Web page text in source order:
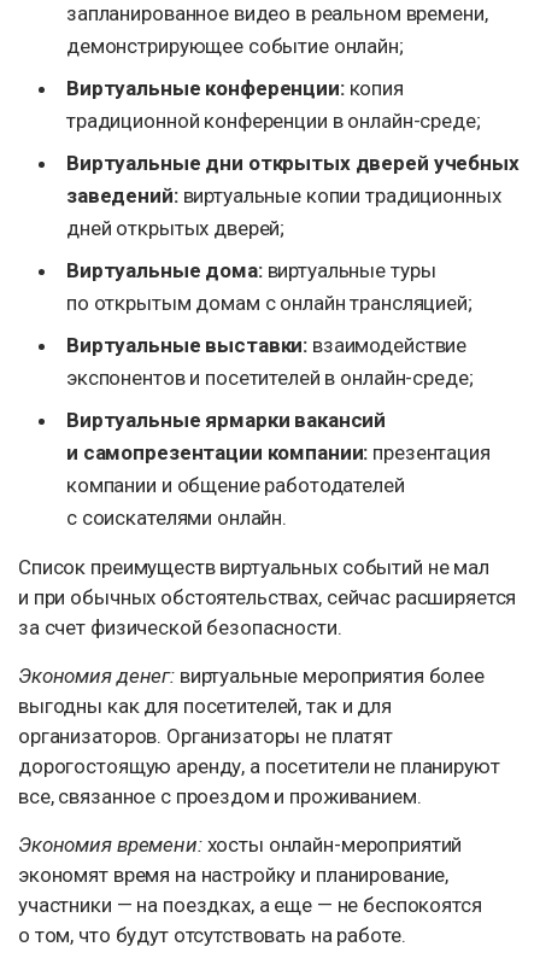
запланированное видео в реальном времени,
демонстрирующее событие онлайн;
Виртуальные конференции:копия
традиционной конференции в онлайн-среде;
Виртуальные дни открытых дверей учебных
заведений:виртуальные копии традиционных
дней открытых дверей;
Виртуальные дома:виртуальные туры
по открытым домам с онлайн трансляцией;
Виртуальные выставки: взаимодействие
экспонентов и посетителей в онлайн-среде;
Виртуальные ярмарки вакансий
и самопрезентации компании: презентация
компании и общение работодателей
с соискателями онлайн.
Список преимуществ виртуальных событий не мал
и при обычных обстоятельствах, сейчас расширяется
за счет физической безопасности.
Экономия денег:виртуальные мероприятия более
выгодны как для посетителей, так и для
организаторов. Организаторы не платят
дорогостоящую аренду, а посетители не планируют
все, связанное с проездом и проживанием.
Экономия времени:хосты онлайн-мероприятий
экономят время на настройку и планирование,
участники — на поездках, а еще — не беспокоятся
о том, что будут отсутствовать на работе.